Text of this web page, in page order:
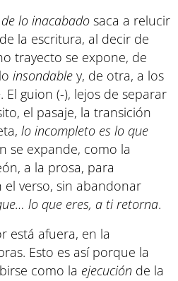
lo inacabado saca a relucir
la escritura, al decir de
trayecto se expone, de
insondable y, de otra, a los
. El guion (-), lejos de separar
el pasaje, la transición
lo incompleto es lo que
se expande, como la
a la prosa, para
verso, sin abandonar
lo que eres, a ti retorna.
está afuera, en la
Esto es así porque la
como la ejecución de la